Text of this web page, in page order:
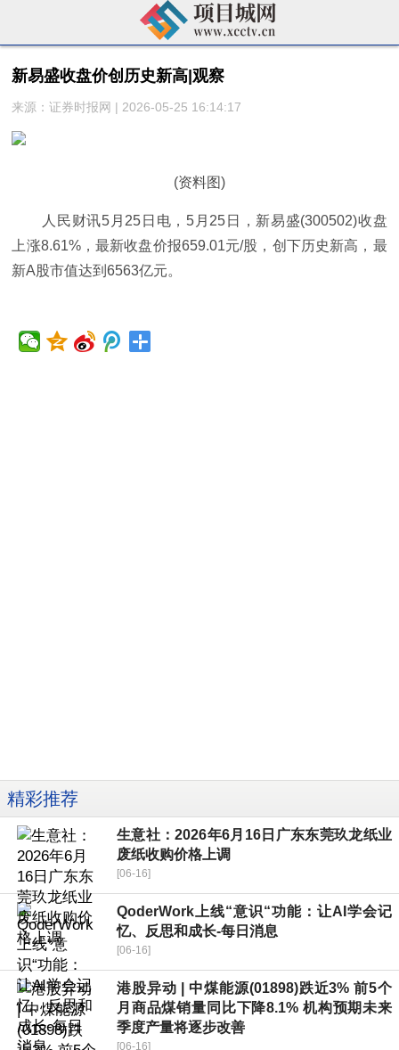
新易盛收盘价创历史新高|观察
来源：证券时报网 | 2026-05-25 16:14:17
(资料图)
人民财讯5月25日电，5月25日，新易盛(300502)收盘
上涨8.61%，最新收盘价报659.01元/股，创下历史新高，最
新A股市值达到6563亿元。
精彩推荐
生意社：2026年6月16日广东东莞玖龙纸业
废纸收购价格上调
[06-16]
QoderWork上线“意识“功能：让AI学会记
忆、反思和成长-每日消息
[06-16]
港股异动 | 中煤能源(01898)跌近3% 前5个
月商品煤销量同比下降8.1% 机构预期未来
季度产量将逐步改善
[06-16]